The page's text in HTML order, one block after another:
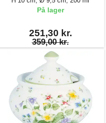
På lager
251,30 kr.
359,00 kr.